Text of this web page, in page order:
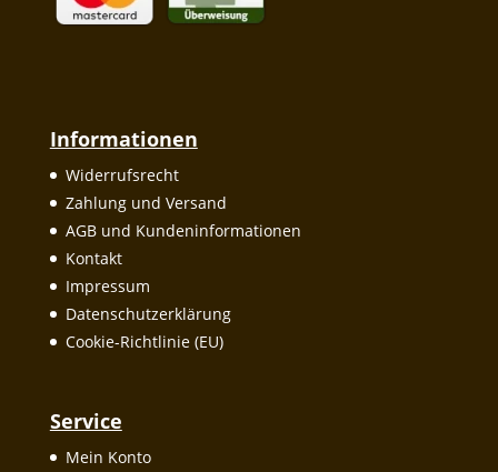
Informationen
Widerrufsrecht
Zahlung und Versand
AGB und Kundeninformationen
Kontakt
Impressum
Datenschutzerklärung
Cookie-Richtlinie (EU)
Service
Mein Konto